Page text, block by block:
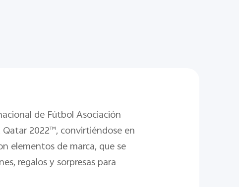
de Fútbol Asociación
2022™, convirtiéndose en
elementos de marca, que se
regalos y sorpresas para